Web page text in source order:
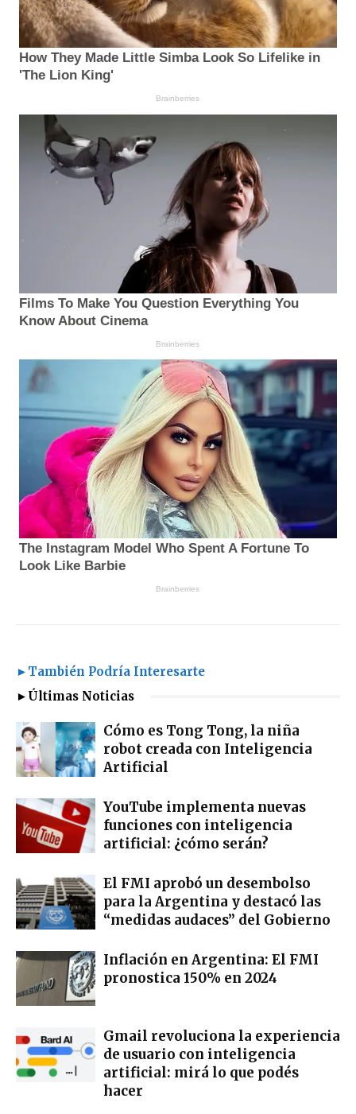
►También Podría Interesarte
►Últimas Noticias
Cómo es Tong Tong, la niña
robot creada con Inteligencia
Artificial
YouTube implementa nuevas
funciones con inteligencia
artificial: ¿cómo serán?
El FMI aprobó un desembolso
para la Argentina y destacó las
“medidas audaces” del Gobierno
Inflación en Argentina: El FMI
pronostica 150% en 2024
Gmail revoluciona la experiencia
de usuario con inteligencia
artificial: mirá lo que podés
hacer